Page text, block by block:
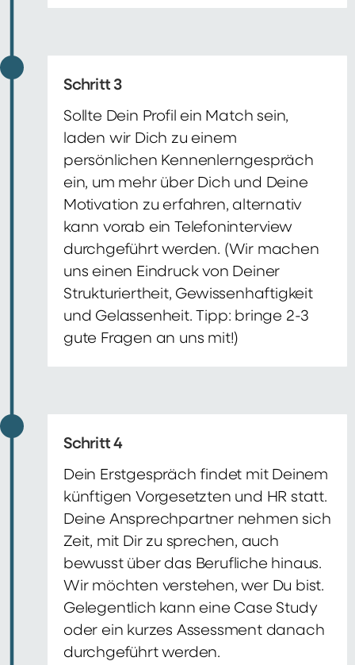
Schritt 3
Sollte Dein Profil ein Match sein,
laden wir Dich zu einem
persönlichen Kennenlerngespräch
ein, um mehr über Dich und Deine
Motivation zu erfahren, alternativ
kann vorab ein Telefoninterview
durchgeführt werden. (Wir machen
uns einen Eindruck von Deiner
Strukturiertheit, Gewissenhaftigkeit
und Gelassenheit. Tipp: bringe 2-3
gute Fragen an uns mit!)
Schritt 4
Dein Erstgespräch findet mit Deinem
künftigen Vorgesetzten und HR statt.
Deine Ansprechpartner nehmen sich
Zeit, mit Dir zu sprechen, auch
bewusst über das Berufliche hinaus.
Wir möchten verstehen, wer Du bist.
Gelegentlich kann eine Case Study
oder ein kurzes Assessment danach
durchgeführt werden.